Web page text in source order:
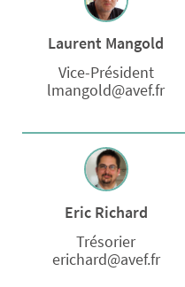
Laurent Mangold
Vice-Président
lmangold@avef.fr
Eric Richard
Trésorier
erichard@avef.fr